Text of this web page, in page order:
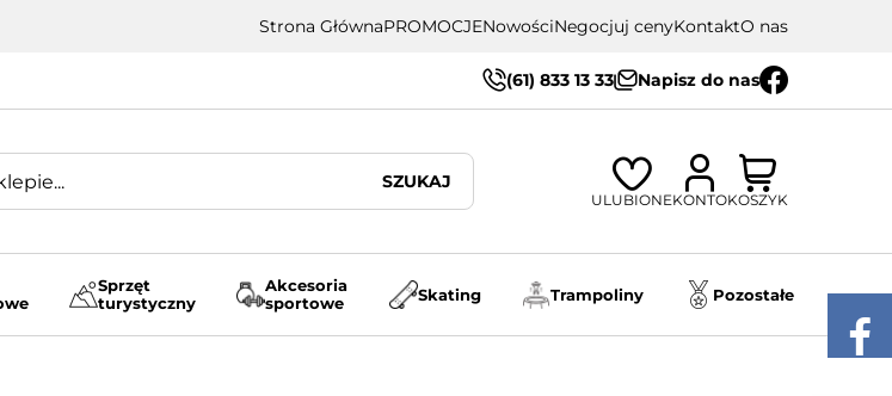
Strona GłównaPROMOCJENowościNegocjuj cenyKontaktO nas
(61) 833 13 33 Napisz do nas
SZUKAJ
ULUBIONEKONTOKOSZYK
Sprzęt
turystyczny
Akcesoria
sportowe
Skating Trampoliny Pozostałe